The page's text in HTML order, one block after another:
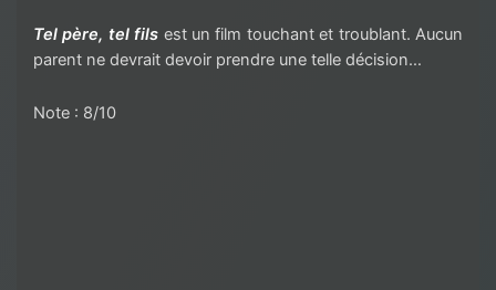
Tel père, tel fils est un film touchant et troublant. Aucun
parent ne devrait devoir prendre une telle décision…
Note : 8/10